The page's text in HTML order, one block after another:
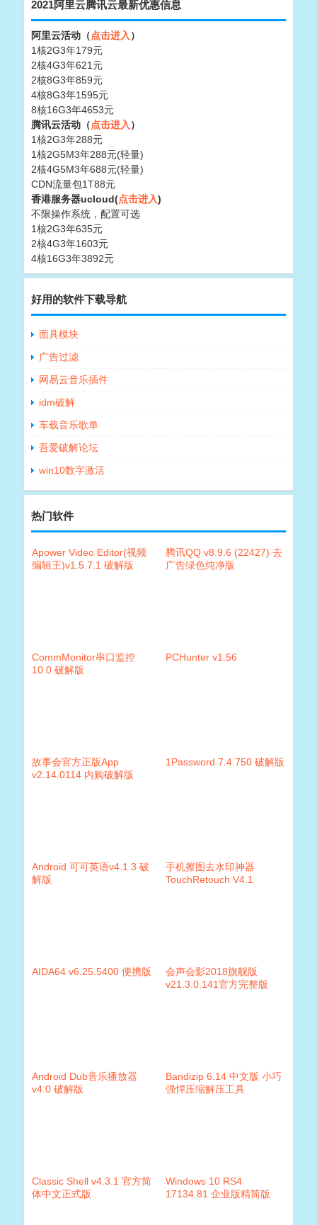
2021阿里云腾讯云最新优惠信息
阿里云活动（点击进入）
1核2G3年179元
2核4G3年621元
2核8G3年859元
4核8G3年1595元
8核16G3年4653元
腾讯云活动（点击进入）
1核2G3年288元
1核2G5M3年288元(轻量)
2核4G5M3年688元(轻量)
CDN流量包1T88元
香港服务器ucloud(点击进入)
不限操作系统，配置可选
1核2G3年635元
2核4G3年1603元
4核16G3年3892元
好用的软件下载导航
面具模块
广告过滤
网易云音乐插件
idm破解
车载音乐歌单
吾爱破解论坛
win10数字激活
热门软件
Apower Video Editor(视频
编辑王)v1.5.7.1 破解版
腾讯QQ v8.9.6 (22427) 去
广告绿色纯净版
CommMonitor串口监控
10.0 破解版
PCHunter v1.56
故事会官方正版App
v2.14.0114 内购破解版
1Password 7.4.750 破解版
Android 可可英语v4.1.3 破
解版
手机擦图去水印神器
TouchRetouch V4.1
AIDA64 v6.25.5400 便携版
会声会影2018旗舰版
v21.3.0.141官方完整版
Android Dub音乐播放器
v4.0 破解版
Bandizip 6.14 中文版 小巧
强悍压缩解压工具
Classic Shell v4.3.1 官方简
体中文正式版
Windows 10 RS4
17134.81 企业版精简版